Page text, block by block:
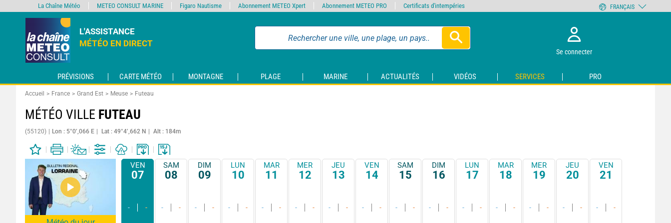
L'ASSISTANCE
MÉTÉO EN DIRECT
Se connecter
PRÉVISIONS CARTE MÉTÉO MONTAGNE PLAGE MARINE ACTUALITÉS VIDÉOS SERVICES PRO
Accueil France Grand Est Meuse Futeau
MÉTÉO VILLE FUTEAU
(55120) Lon : 5°0’,066 E Lat : 49°4’,662 N Alt : 184m
VEN
07
- -
SAM
08
- -
DIM
09
- -
LUN
10
- -
MAR
11
- -
MER
12
- -
JEU
13
- -
VEN
14
- -
SAM
15
- -
DIM
16
- -
LUN
17
- -
MAR
18
- -
MER
19
- -
JEU
20
- -
VEN
21
- -
La Chaîne Météo METEO CONSULT MARINE Figaro Nautisme Abonnement METEO Xpert Abonnement METEO PRO Certificats d'intempéries FRANÇAIS